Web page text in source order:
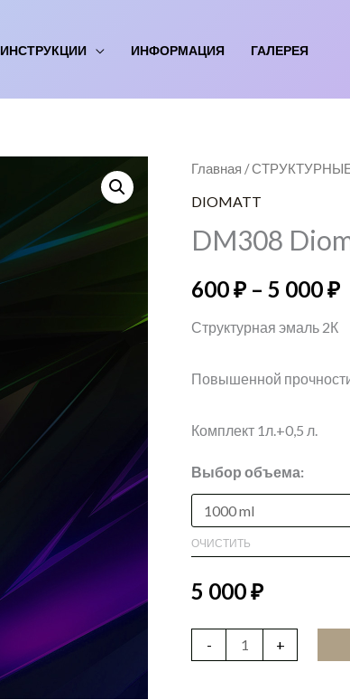
ИНСТРУКЦИИ ИНФОРМАЦИЯ ГАЛЕРЕЯ
Главная /
DIOMATT
DM308
600₽ – 5 000₽–
Структурная эмаль 2К
Повышенной
Комплект 1л.+0,5 л.
Выбор объема:
ОЧИСТИТЬ
5 000₽
-
Количество
товара
Diomatt
Магия
+